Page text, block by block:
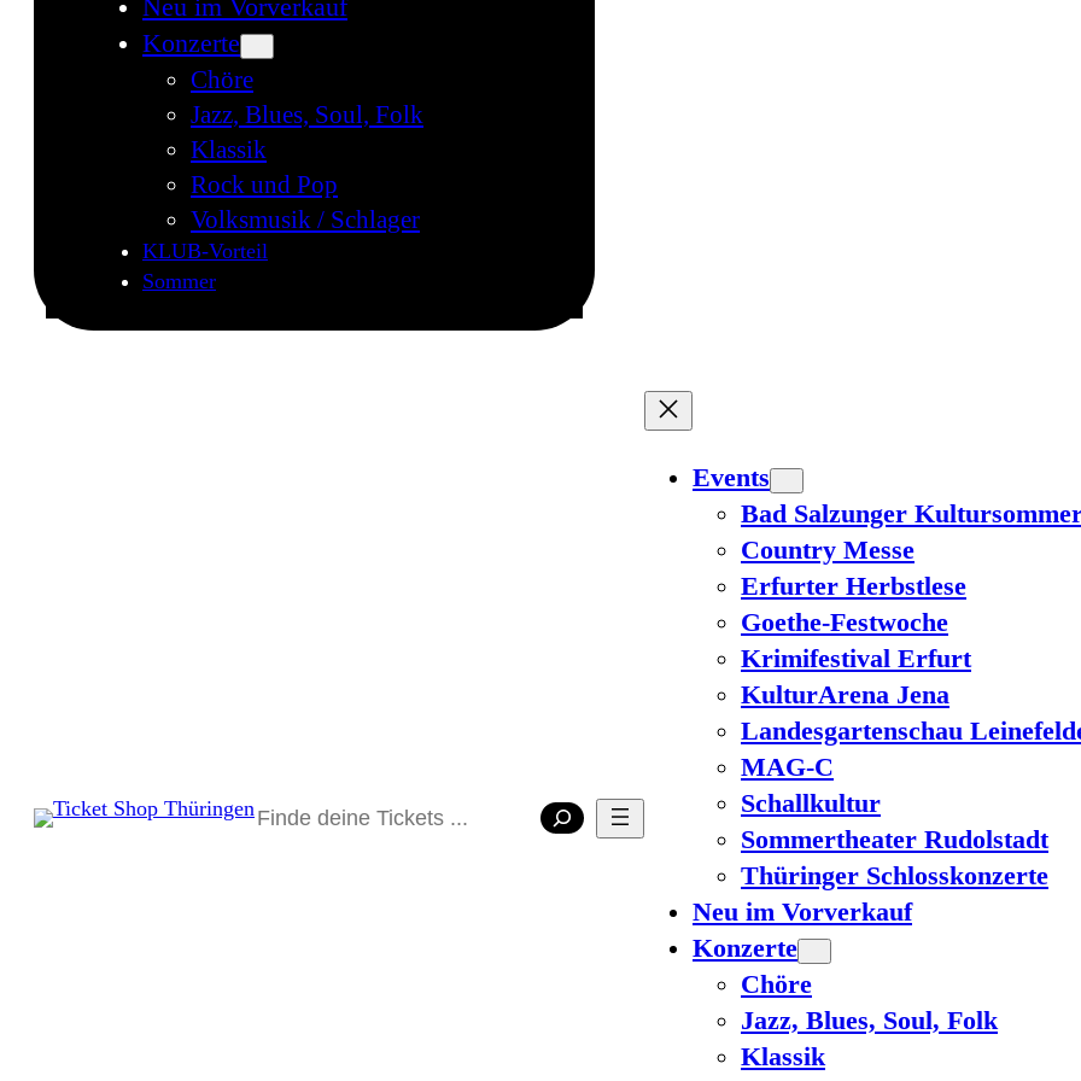
Neu im Vorverkauf
Konzerte
Chöre
Jazz, Blues, Soul, Folk
Klassik
Rock und Pop
Volksmusik / Schlager
KLUB-Vorteil
Sommer
Suchen
Events
Bad Salzunger
Country Messe
Erfurter Herbstlese
Goethe-Festwoche
Krimifestival Erfurt
KulturArena Jena
Landesgartenschau
MAG-C
Schallkultur
Sommertheater Rudolstadt
Thüringer Schlosskonzerte
Neu im Vorverkauf
Konzerte
Chöre
Jazz, Blues, Soul, Folk
Klassik